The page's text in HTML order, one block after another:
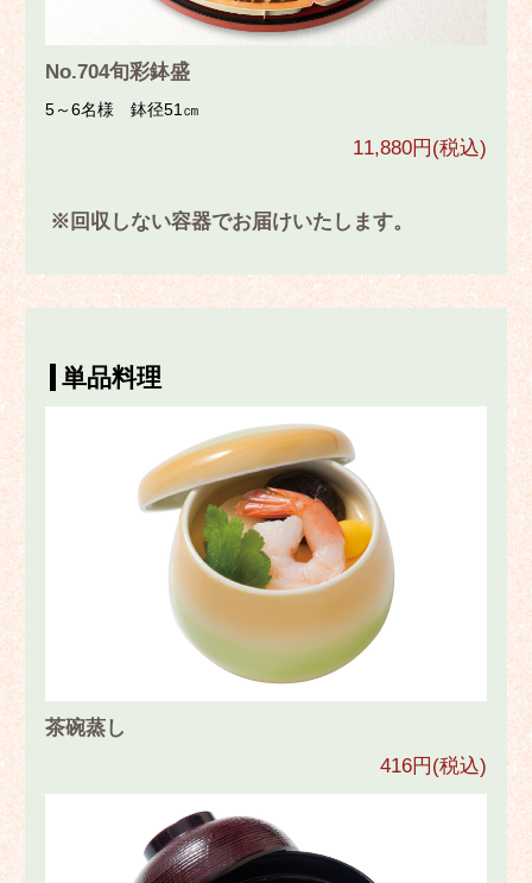
No.704旬彩鉢盛
5～6名様 鉢径51㎝
11,880円(税込)
※回収しない容器でお届けいたします。
単品料理
茶碗蒸し
416円(税込)